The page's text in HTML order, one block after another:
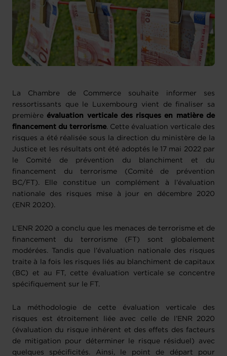
La Chambre de Commerce souhaite informer ses
ressortissants que le Luxembourg vient de finaliser sa
première évaluation verticale des risques en matière de
financement du terrorisme. Cette évaluation verticale des
risques a été réalisée sous la direction du ministère de la
Justice et les résultats ont été adoptés le 17 mai 2022 par
le Comité de prévention du blanchiment et du
financement du terrorisme (Comité de prévention
BC/FT). Elle constitue un complément à l’évaluation
nationale des risques mise à jour en décembre 2020
(ENR 2020).
L’ENR 2020 a conclu que les menaces de terrorisme et de
financement du terrorisme (FT) sont globalement
modérées. Tandis que l’évaluation nationale des risques
traite à la fois les risques liés au blanchiment de capitaux
(BC) et au FT, cette évaluation verticale se concentre
spécifiquement sur le FT.
La méthodologie de cette évaluation verticale des
risques est étroitement liée avec celle de l’ENR 2020
(évaluation du risque inhérent et des effets des facteurs
de mitigation pour déterminer le risque résiduel) avec
quelques spécificités. Ainsi, le point de départ pour